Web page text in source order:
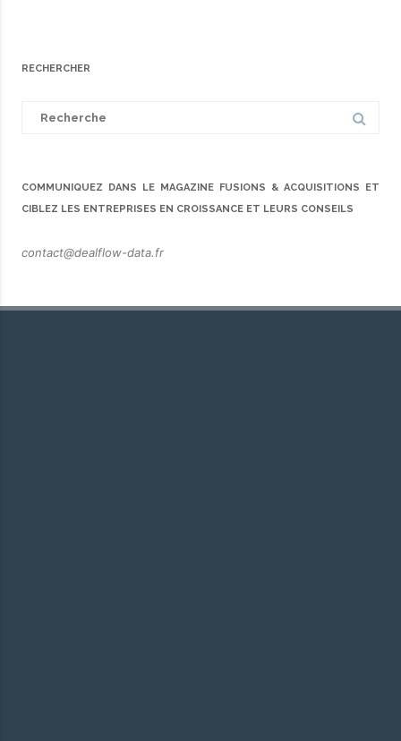
RECHERCHER
COMMUNIQUEZ DANS LE MAGAZINE FUSIONS & ACQUISITIONS ET
CIBLEZ LES ENTREPRISES EN CROISSANCE ET LEURS CONSEILS
contact@dealflow-data.fr